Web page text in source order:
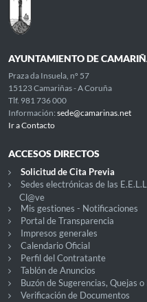
AYUNTAMIENTO DE
Praza da Insuela, nº 57
15123 Camariñas - A Coruña
Tlf. 981 736 000
Información: sede@camarinas.net
Ir a Contacto
ACCESOS DIRECTOS
Solicitud de Cita Previa
Sedes electrónicas de las
Cl@ve
Mis gestiones - Notificaciones
Portal de Transparencia
Impresos generales
Calendario Oficial
Perfil del Contratante
Tablón de Anuncios
Buzón de Sugerencias, Quejas
Verificación de Documentos